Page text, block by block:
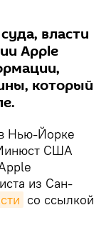
власти
Apple
который
Нью-Йорке
США
из Сан-
со ссылкой